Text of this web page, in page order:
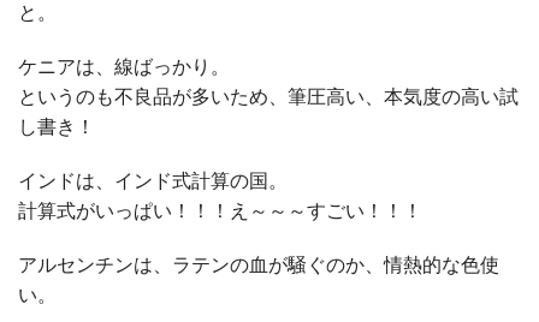
と。
ケニアは、線ばっかり。
というのも不良品が多いため、筆圧高い、本気度の高い試
し書き！
インドは、インド式計算の国。
計算式がいっぱい！！！え～～～すごい！！！
アルセンチンは、ラテンの血が騒ぐのか、情熱的な色使
い。